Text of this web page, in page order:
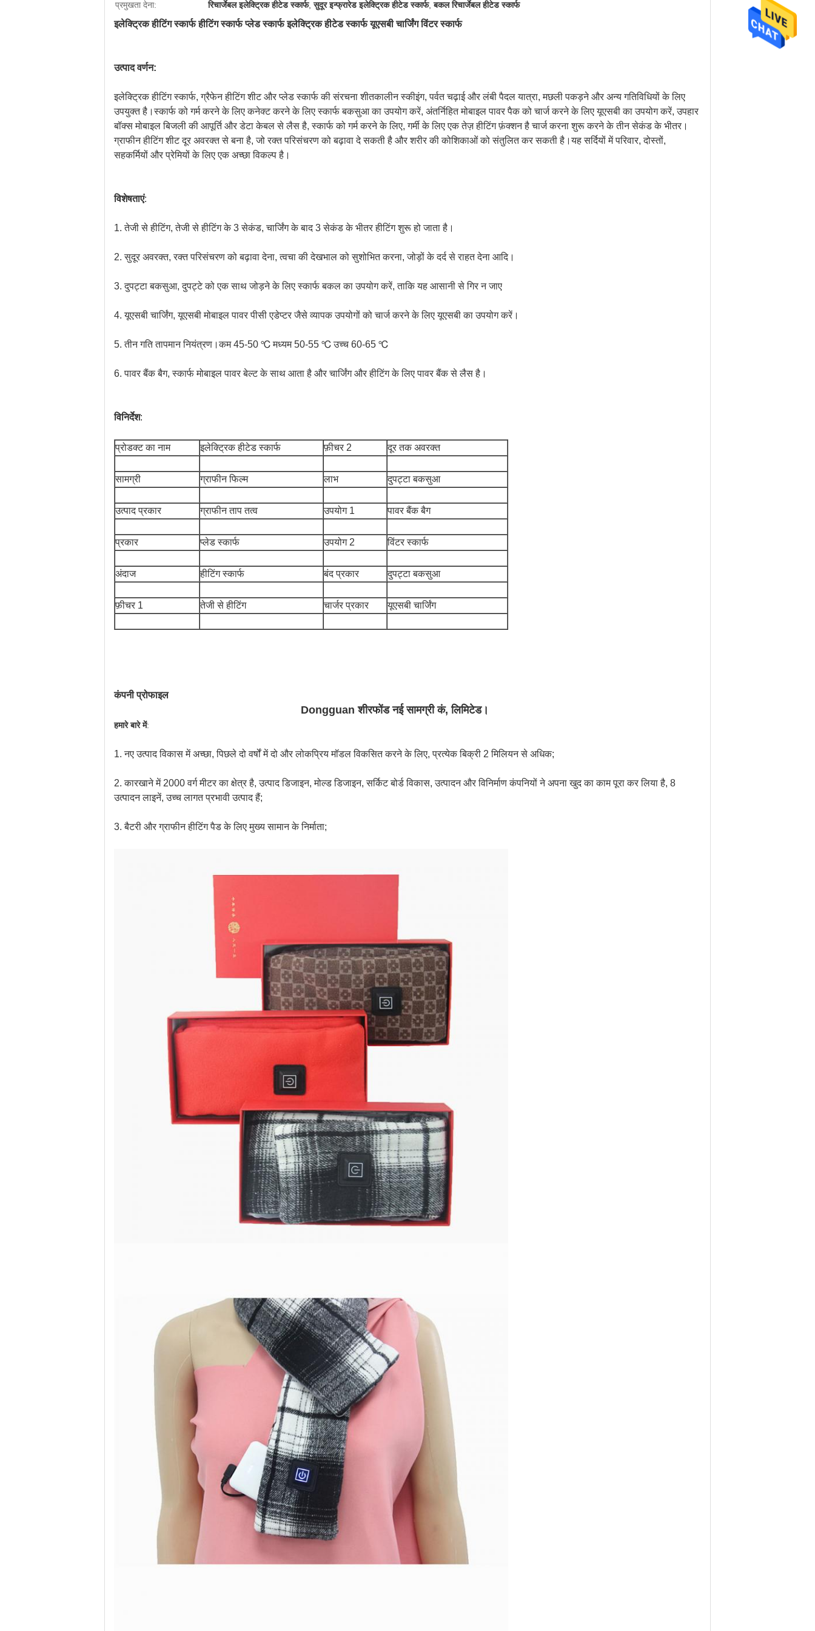
प्रमुखता देना: रिचार्जेबल इलेक्ट्रिक हीटेड स्कार्फ,सुदूर इन्फ्रारेड इलेक्ट्रिक हीटेड स्कार्फ,बकल रिचार्जेबल हीटेड स्कार्फ
इलेक्ट्रिक हीटिंग स्कार्फ हीटिंग स्कार्फ प्लेड स्कार्फ इलेक्ट्रिक हीटेड स्कार्फ यूएसबी चार्जिंग विंटर स्कार्फ
उत्पाद वर्णन:
इलेक्ट्रिक हीटिंग स्कार्फ, ग्रैफेन हीटिंग शीट और प्लेड स्कार्फ की संरचना शीतकालीन स्कीइंग, पर्वत चढ़ाई और लंबी पैदल यात्रा, मछली पकड़ने और अन्य गतिविधियों के लिए
उपयुक्त है।स्कार्फ को गर्म करने के लिए कनेक्ट करने के लिए स्कार्फ बकसुआ का उपयोग करें, अंतर्निहित मोबाइल पावर पैक को चार्ज करने के लिए यूएसबी का उपयोग करें, उपहार
बॉक्स मोबाइल बिजली की आपूर्ति और डेटा केबल से लैस है, स्कार्फ को गर्म करने के लिए, गर्मी के लिए एक तेज़ हीटिंग फ़ंक्शन है चार्ज करना शुरू करने के तीन सेकंड के भीतर।
ग्राफीन हीटिंग शीट दूर अवरक्त से बना है, जो रक्त परिसंचरण को बढ़ावा दे सकती है और शरीर की कोशिकाओं को संतुलित कर सकती है।यह सर्दियों में परिवार, दोस्तों,
सहकर्मियों और प्रेमियों के लिए एक अच्छा विकल्प है।
विशेषताएं:
1. तेजी से हीटिंग, तेजी से हीटिंग के 3 सेकंड, चार्जिंग के बाद 3 सेकंड के भीतर हीटिंग शुरू हो जाता है।
2. सुदूर अवरक्त, रक्त परिसंचरण को बढ़ावा देना, त्वचा की देखभाल को सुशोभित करना, जोड़ों के दर्द से राहत देना आदि।
3. दुपट्टा बकसुआ, दुपट्टे को एक साथ जोड़ने के लिए स्कार्फ बकल का उपयोग करें, ताकि यह आसानी से गिर न जाए
4. यूएसबी चार्जिंग, यूएसबी मोबाइल पावर पीसी एडेप्टर जैसे व्यापक उपयोगों को चार्ज करने के लिए यूएसबी का उपयोग करें।
5. तीन गति तापमान नियंत्रण।कम 45-50 ℃ मध्यम 50-55 ℃ उच्च 60-65 ℃
6. पावर बैंक बैग, स्कार्फ मोबाइल पावर बेल्ट के साथ आता है और चार्जिंग और हीटिंग के लिए पावर बैंक से लैस है।
विनिर्देश:
प्रोडक्ट का नाम इलेक्ट्रिक हीटेड स्कार्फ फ़ीचर 2 दूर तक अवरक्त
सामग्री ग्राफीन फिल्म लाभ दुपट्टा बकसुआ
उत्पाद प्रकार ग्राफीन ताप तत्व उपयोग 1 पावर बैंक बैग
प्रकार प्लेड स्कार्फ उपयोग 2 विंटर स्कार्फ
अंदाज हीटिंग स्कार्फ बंद प्रकार दुपट्टा बकसुआ
फ़ीचर 1 तेजी से हीटिंग चार्जर प्रकार यूएसबी चार्जिंग
कंपनी प्रोफाइल
Dongguan शीरफोंड नई सामग्री कं, लिमिटेड।
हमारे बारे में:
1. नए उत्पाद विकास में अच्छा, पिछले दो वर्षों में दो और लोकप्रिय मॉडल विकसित करने के लिए, प्रत्येक बिक्री 2 मिलियन से अधिक;
2. कारखाने में 2000 वर्ग मीटर का क्षेत्र है, उत्पाद डिजाइन, मोल्ड डिजाइन, सर्किट बोर्ड विकास, उत्पादन और विनिर्माण कंपनियों ने अपना खुद का काम पूरा कर लिया है, 8
उत्पादन लाइनें, उच्च लागत प्रभावी उत्पाद हैं;
3. बैटरी और ग्राफीन हीटिंग पैड के लिए मुख्य सामान के निर्माता;